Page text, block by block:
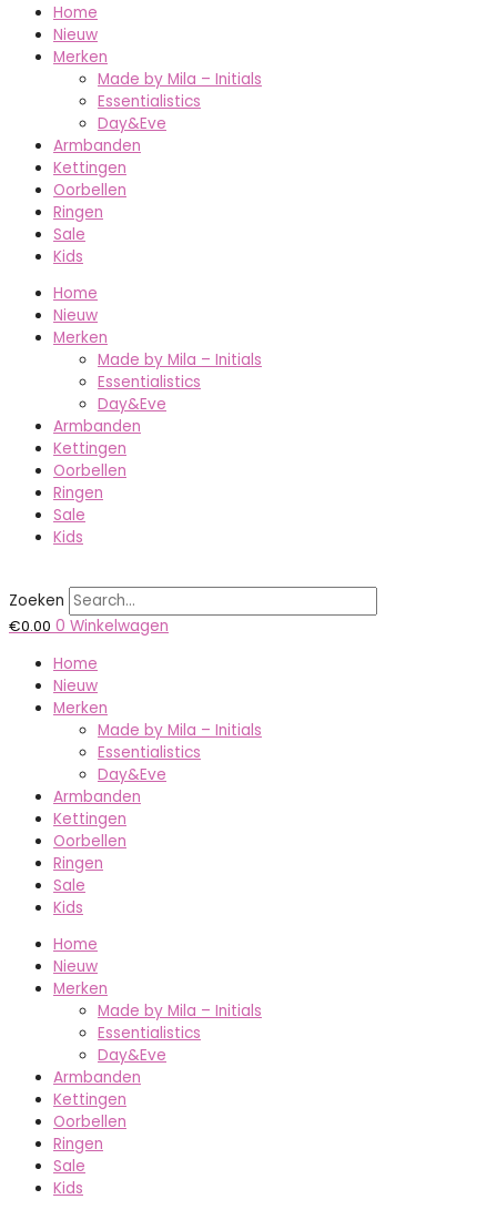
Home
Nieuw
Merken
Made by Mila – Initials
Essentialistics
Day&Eve
Armbanden
Kettingen
Oorbellen
Ringen
Sale
Kids
Home
Nieuw
Merken
Made by Mila – Initials
Essentialistics
Day&Eve
Armbanden
Kettingen
Oorbellen
Ringen
Sale
Kids
Zoeken
€0.00 0 Winkelwagen
Home
Nieuw
Merken
Made by Mila – Initials
Essentialistics
Day&Eve
Armbanden
Kettingen
Oorbellen
Ringen
Sale
Kids
Home
Nieuw
Merken
Made by Mila – Initials
Essentialistics
Day&Eve
Armbanden
Kettingen
Oorbellen
Ringen
Sale
Kids